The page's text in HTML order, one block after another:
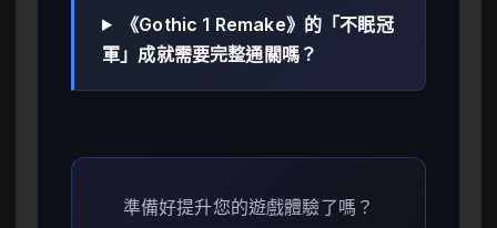
《Gothic 1 Remake》的「不眠冠
軍」成就需要完整通關嗎？
準備好提升您的遊戲體驗了嗎？